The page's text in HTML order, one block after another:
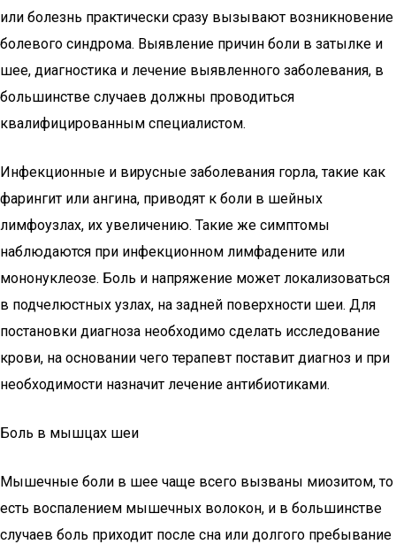
или болезнь практически сразу вызывают возникновение
болевого синдрома. Выявление причин боли в затылке и
шее, диагностика и лечение выявленного заболевания, в
большинстве случаев должны проводиться
квалифицированным специалистом.
Инфекционные и вирусные заболевания горла, такие как
фарингит или ангина, приводят к боли в шейных
лимфоузлах, их увеличению. Такие же симптомы
наблюдаются при инфекционном лимфадените или
мононуклеозе. Боль и напряжение может локализоваться
в подчелюстных узлах, на задней поверхности шеи. Для
постановки диагноза необходимо сделать исследование
крови, на основании чего терапевт поставит диагноз и при
необходимости назначит лечение антибиотиками.
Боль в мышцах шеи
Мышечные боли в шее чаще всего вызваны миозитом, то
есть воспалением мышечных волокон, и в большинстве
случаев боль приходит после сна или долгого пребывание